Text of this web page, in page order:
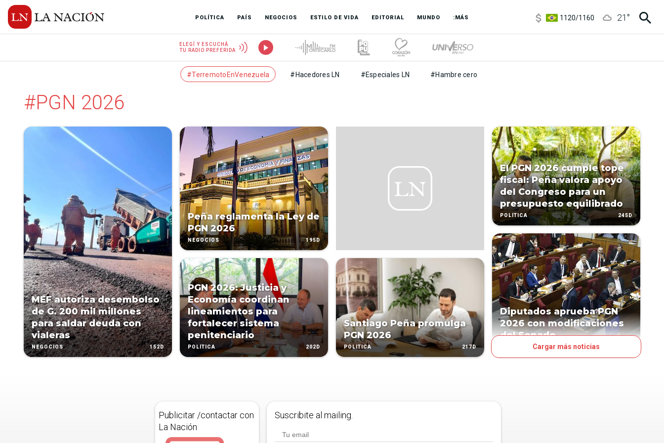
POLÍTICA PAÍS NEGOCIOS ESTILO DE VIDA EDITORIAL MUNDO :MÁS
1120/1160
21 °
ELEGÍ Y ESCUCHÁ
TU RADIO PREFERIDA
#TerremotoEnVenezuela #Hacedores LN #Especiales LN #Hambre cero
#PGN 2026
MEF autoriza desembolso
de G. 200 mil millones
para saldar deuda con
vialeras
NEGOCIOS 152D
Peña reglamenta la Ley de
PGN 2026
NEGOCIOS 195D
PGN 2026: Justicia y
Economía coordinan
lineamientos para
fortalecer sistema
penitenciario
POLÍTICA 202D
Santiago Peña promulga
PGN 2026
POLÍTICA 217D
El PGN 2026 cumple tope
fiscal: Peña valora apoyo
del Congreso para un
presupuesto equilibrado
POLÍTICA 245D
Diputados aprueba PGN
2026 con modificaciones
del Senado
Cargar más noticias
Publicitar /contactar con
La Nación
Suscribite al mailing.